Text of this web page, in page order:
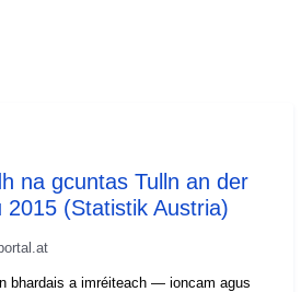
na gcuntas Tulln an der
2015 (Statistik Austria)
bhardais a imréiteach — ioncam agus